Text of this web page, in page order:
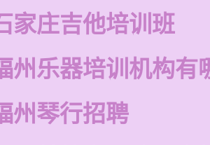
家庄吉他培训班
州乐器培训机构有
州琴行招聘